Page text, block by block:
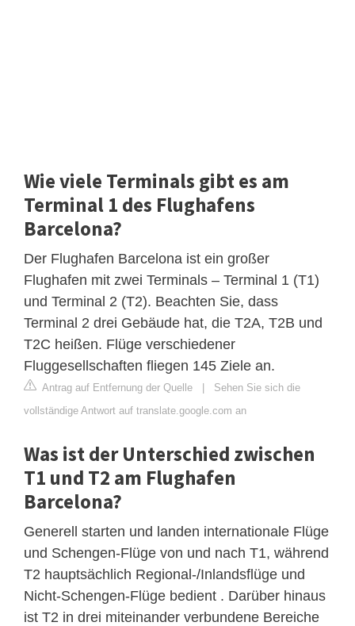
Wie viele Terminals gibt es am
Terminal 1 des Flughafens
Barcelona?
Der Flughafen Barcelona ist ein großer
Flughafen mit zwei Terminals – Terminal 1 (T1)
und Terminal 2 (T2). Beachten Sie, dass
Terminal 2 drei Gebäude hat, die T2A, T2B und
T2C heißen. Flüge verschiedener
Fluggesellschaften fliegen 145 Ziele an.
Antrag auf Entfernung der Quelle | Sehen Sie sich die
vollständige Antwort auf translate.google.com an
Was ist der Unterschied zwischen
T1 und T2 am Flughafen
Barcelona?
Generell starten und landen internationale Flüge
und Schengen-Flüge von und nach T1, während
T2 hauptsächlich Regional-/Inlandsflüge und
Nicht-Schengen-Flüge bedient . Darüber hinaus
ist T2 in drei miteinander verbundene Bereiche